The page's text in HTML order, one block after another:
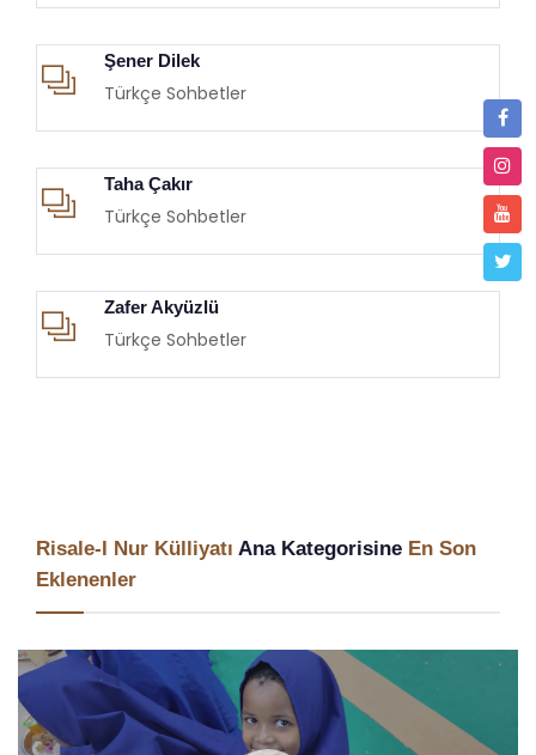
Şener Dilek
Türkçe Sohbetler
Taha Çakır
Türkçe Sohbetler
Zafer Akyüzlü
Türkçe Sohbetler
Risale-I Nur Külliyatı Ana Kategorisine En Son
Eklenenler